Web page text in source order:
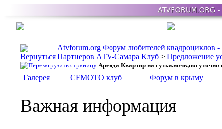
Atvforum.org Форум любителей квадроциклов
Партнеров АТV-Самара Клуб > Предложение
Аренда Квартир на сутки.ночь,посуточно
Галерея CFMOTO клуб Форум в крыму
Важная информация